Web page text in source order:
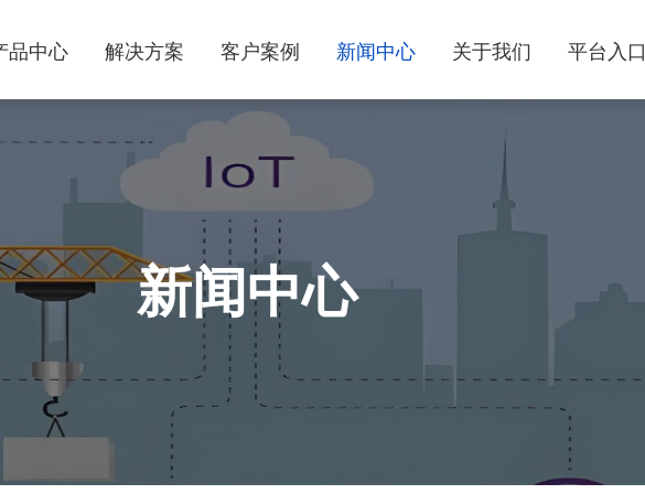
品中心 解决方案 客户案例 新闻中心 关于我们 平台入口
新闻中心